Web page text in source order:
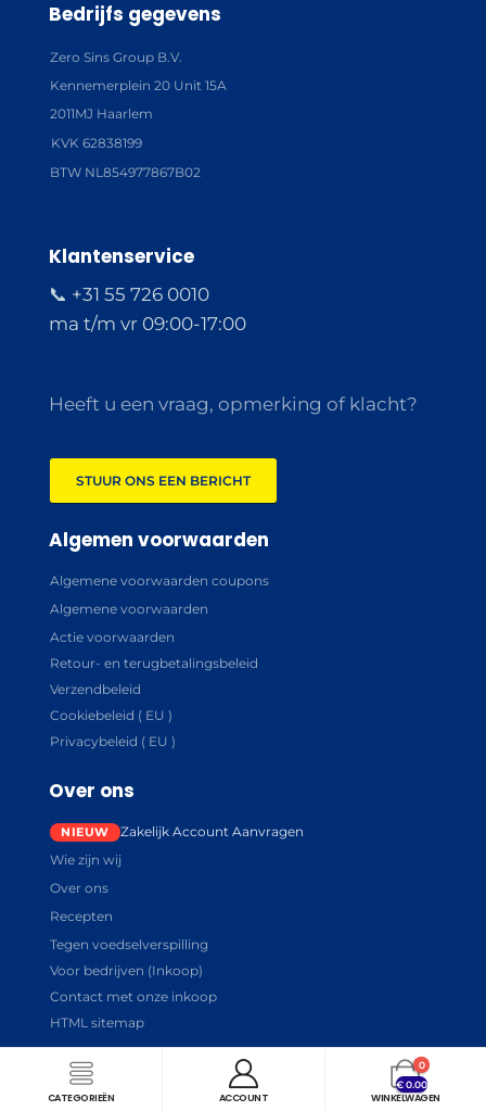
Bedrijfs gegevens
Zero Sins Group B.V.
Kennemerplein 20 Unit 15A
2011MJ Haarlem
KVK 62838199
BTW NL854977867B02
Klantenservice
📞 +31 55 726 0010
ma t/m vr 09:00-17:00
Heeft u een vraag, opmerking of klacht?
STUUR ONS EEN BERICHT
Algemen voorwaarden
Algemene voorwaarden coupons
Algemene voorwaarden
Actie voorwaarden
Retour- en terugbetalingsbeleid
Verzendbeleid
Cookiebeleid ( EU )
Privacybeleid ( EU )
Over ons
Zakelijk Account Aanvragen
Wie zijn wij
Over ons
Recepten
Tegen voedselverspilling
Voor bedrijven (Inkoop)
Contact met onze inkoop
HTML sitemap
CATEGORIEËN ACCOUNT
0
€0.00
WINKELWAGEN